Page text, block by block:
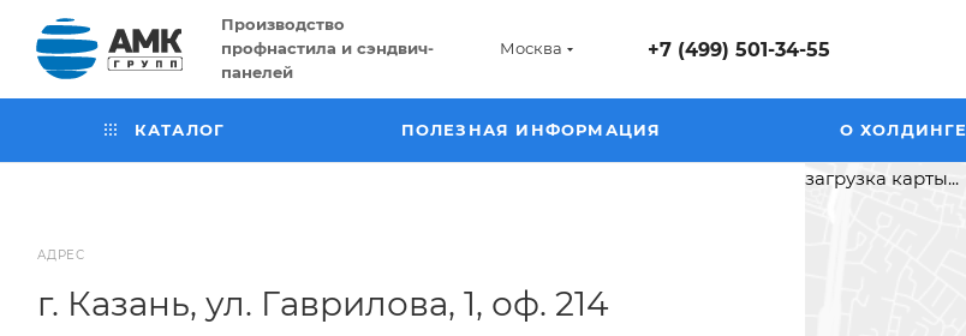
Производство
профнастила и сэндвич-
панелей
Москва +7 (499) 501-34-55
КАТАЛОГ ПОЛЕЗНАЯ ИНФОРМАЦИЯ О ХОЛДИНГЕ
АДРЕС
г. Казань, ул. Гаврилова, 1, оф. 214
загрузка карты...